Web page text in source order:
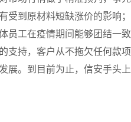
受到原材料短缺涨价的影响；
员工在疫情期间能够团结一
支持，客户从不拖欠任何款
展。到目前为止，信安手头